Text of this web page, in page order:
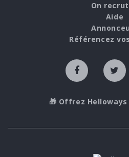
On
Aide
Référencez
🎁 Offrez